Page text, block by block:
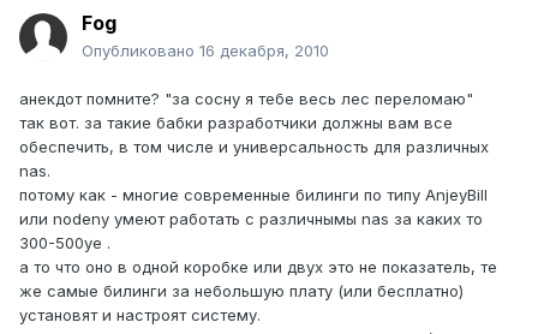
Fog
Опубликовано 16 декабря, 2010
анекдот помните? "за сосну я тебе весь лес переломаю"
так вот. за такие бабки разработчики должны вам все
обеспечить, в том числе и универсальность для различных
nas.
потому как - многие современные билинги по типу AnjeyBill
или nodeny умеют работать с различнымы nas за каких то
300-500уе .
а то что оно в одной коробке или двух это не показатель, те
же самые билинги за небольшую плату (или бесплатно)
установят и настроят систему.